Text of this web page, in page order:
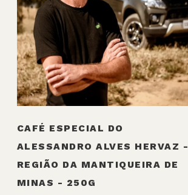
CAFÉ ESPECIAL DO
ALESSANDRO ALVES HERVAZ -
REGIÃO DA MANTIQUEIRA DE
MINAS - 250G